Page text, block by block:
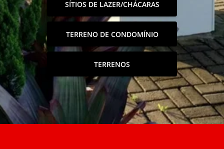
SÍTIOS DE LAZER/CHÁCARAS
TERRENO DE CONDOMÍNIO
TERRENOS